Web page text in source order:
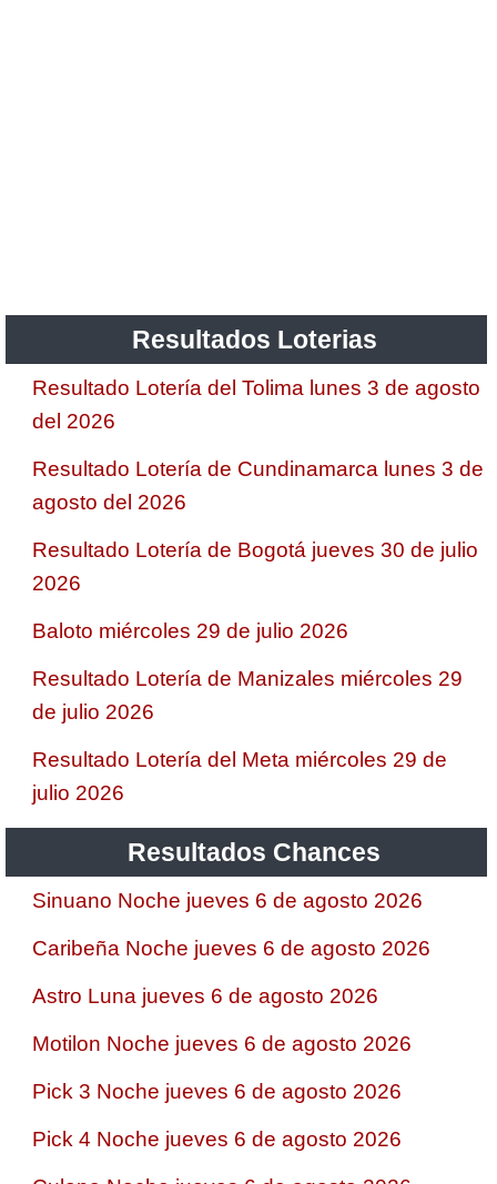
Sinuano Día
Sinuano Noche
Resultados Loterias
Resultado Lotería del Tolima lunes 3 de agosto
del 2026
Resultado Lotería de Cundinamarca lunes 3 de
agosto del 2026
Resultado Lotería de Bogotá jueves 30 de julio
2026
Baloto miércoles 29 de julio 2026
Resultado Lotería de Manizales miércoles 29
de julio 2026
Resultado Lotería del Meta miércoles 29 de
julio 2026
Resultados Chances
Sinuano Noche jueves 6 de agosto 2026
Caribeña Noche jueves 6 de agosto 2026
Astro Luna jueves 6 de agosto 2026
Motilon Noche jueves 6 de agosto 2026
Pick 3 Noche jueves 6 de agosto 2026
Pick 4 Noche jueves 6 de agosto 2026